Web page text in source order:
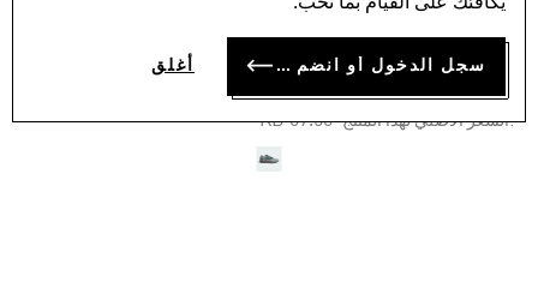
سجل الدخول أو انضم الآن أغلق حذاء EQT TAKUMI SEN
KD 33.75
:السعر الأصلي لهذا المنتج Price reduced from
KD 67.50
to